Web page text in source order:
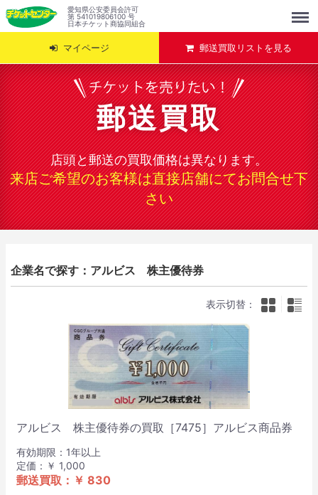
愛知県公安委員会許可
第 541019806100 号
日本チケット商協同組合
マイページ 郵送買取リストを見る
Menu
郵送買取
店頭と郵送の買取価格は異なります。
来店ご希望のお客様は直接店舗にてお問合せ下
さい
企業名で探す：アルビス 株主優待券
表示切替：
アルビス 株主優待券の買取［7475］アルビス商品券
有効期限：1年以上
定価：￥ 1,000
郵送買取：￥ 830